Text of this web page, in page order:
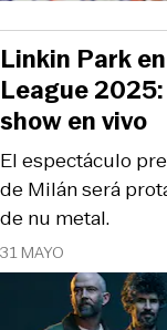
31 MAYO
El espectáculo
de Milán será
de nu metal.
Linkin Park
League 2025:
show en vivo